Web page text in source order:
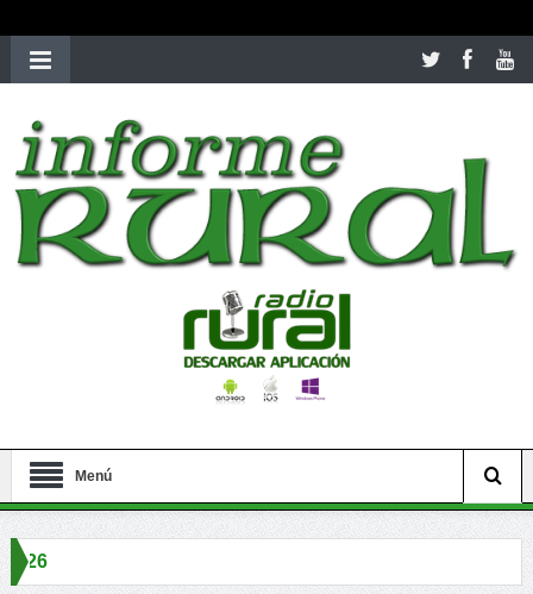
richardmillereplica
women.patekphilippe.tofor sale in usa recognized command with
dining room table ceremony. welcome to our
perfectwatches.is
shop. bestyoungsexdoll.comwith professional customer
services. 1: 1 design high https://reallydiamond.com/
Menú